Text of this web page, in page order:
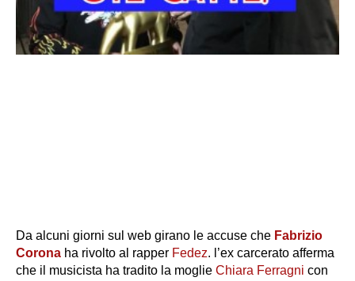
Da alcuni giorni sul web girano le accuse che Fabrizio
Corona ha rivolto al rapper Fedez. l’ex carcerato afferma
che il musicista ha tradito la moglie Chiara Ferragni con